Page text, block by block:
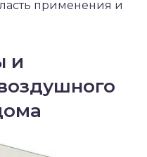
применения и
и